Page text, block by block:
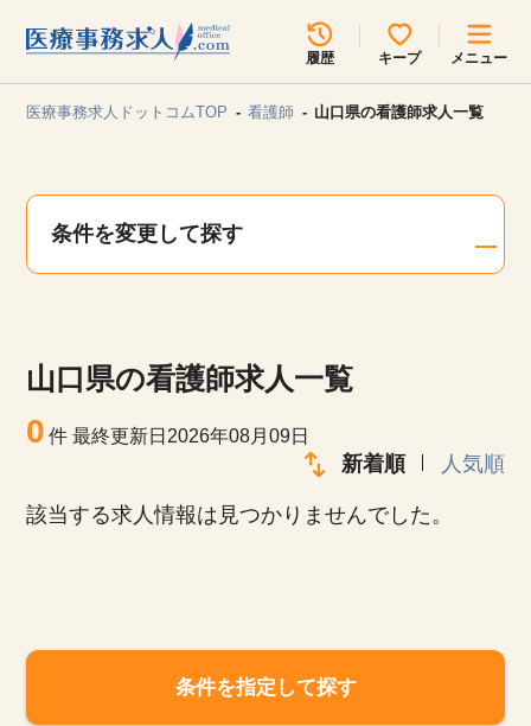
履歴 キープ メニュー
見学会・イベント情報
よくあるご質問
医療事務求人ドットコムTOP 看護師 山口県の看護師求人一覧
条件を変更して探す
山口県の看護師求人一覧
0 件最終更新日2026年08月09日
新着順 人気順
該当する求人情報は見つかりませんでした。
条件を指定して探す
所在地のエリアを選択してください
各支店担当よりご連絡させていただきます。
関東
甲信越・北陸 中国・四国